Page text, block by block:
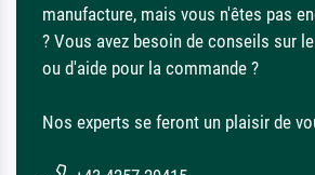
manufacture, mais vous n'êtes pas
? Vous avez besoin de conseils sur
ou d'aide pour la commande ?
Nos experts se feront un plaisir de